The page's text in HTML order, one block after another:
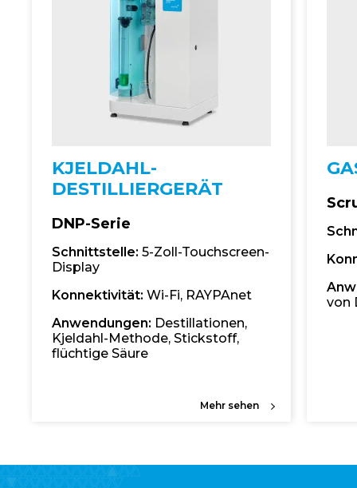
KJELDAHL-
DESTILLIERGERÄT
DNP-Serie
Schnittstelle: 5-Zoll-Touchscreen-
Display
Konnektivität: Wi-Fi, RAYPAnet
Anwendungen: Destillationen,
Kjeldahl-Methode, Stickstoff,
flüchtige Säure
Mehr sehen
von